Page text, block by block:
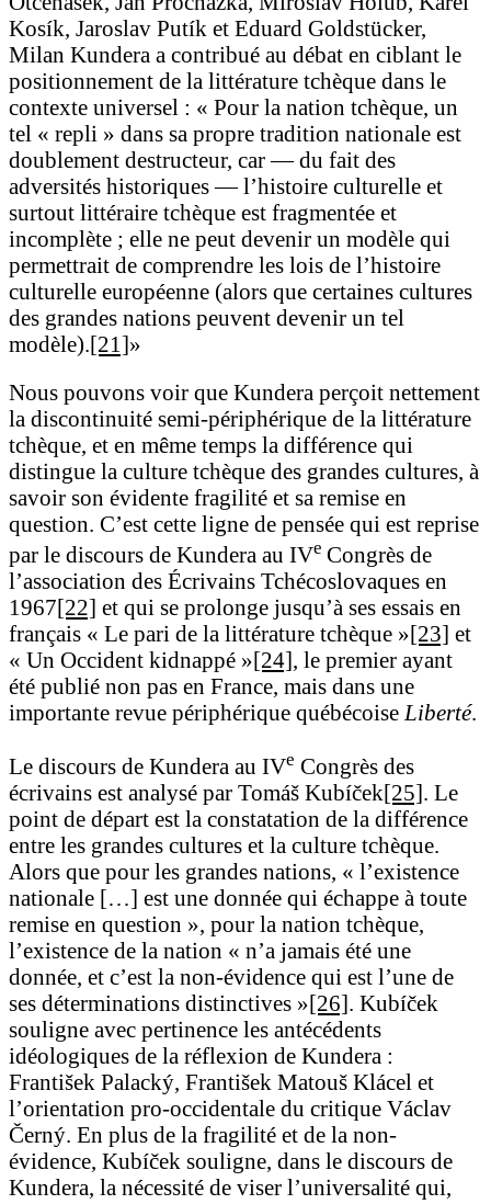
Kosík, Jaroslav Putík et Eduard Goldstücker,
Milan Kundera a contribué au débat en ciblant le
positionnement de la littérature tchèque dans le
contexte universel : « Pour la nation tchèque, un
tel « repli » dans sa propre tradition nationale est
doublement destructeur, car — du fait des
adversités historiques — l’histoire culturelle et
surtout littéraire tchèque est fragmentée et
incomplète ; elle ne peut devenir un modèle qui
permettrait de comprendre les lois de l’histoire
culturelle européenne (alors que certaines cultures
des grandes nations peuvent devenir un tel
modèle). [21]»
Nous pouvons voir que Kundera perçoit nettement
la discontinuité semi-périphérique de la littérature
tchèque, et en même temps la différence qui
distingue la culture tchèque des grandes cultures, à
savoir son évidente fragilité et sa remise en
question. C’est cette ligne de pensée qui est reprise
par le discours de Kundera au IVe Congrès de
l’association des Écrivains Tchécoslovaques en
1967[22] et qui se prolonge jusqu’à ses essais en
français « Le pari de la littérature tchèque »[23] et
« Un Occident kidnappé »[24], le premier ayant
été publié non pas en France, mais dans une
importante revue périphérique québécoise Liberté.
Le discours de Kundera au IVe Congrès des
écrivains est analysé par Tomáš Kubíček[25]. Le
point de départ est la constatation de la différence
entre les grandes cultures et la culture tchèque.
Alors que pour les grandes nations, « l’existence
nationale […] est une donnée qui échappe à toute
remise en question », pour la nation tchèque,
l’existence de la nation « n’a jamais été une
donnée, et c’est la non-évidence qui est l’une de
ses déterminations distinctives »[26]. Kubíček
souligne avec pertinence les antécédents
idéologiques de la réflexion de Kundera :
František Palacký, František Matouš Klácel et
l’orientation pro-occidentale du critique Václav
Černý. En plus de la fragilité et de la non-
évidence, Kubíček souligne, dans le discours de
Kundera, la nécessité de viser l’universalité qui,